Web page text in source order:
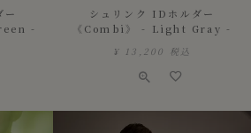
ー
-
シュリンク IDホルダー
《Combi》 - Light Gray -
¥ 13,200 税込